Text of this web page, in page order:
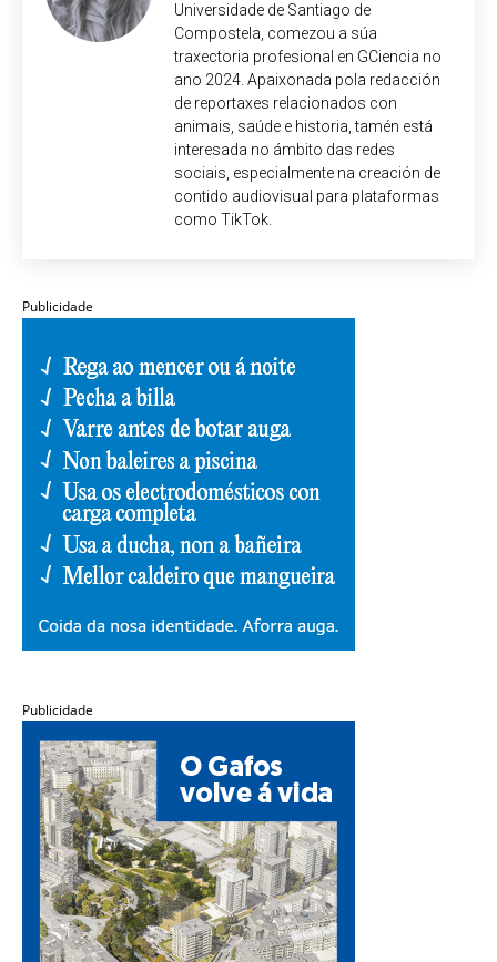
Universidade de Santiago de
Compostela, comezou a súa
traxectoria profesional en GCiencia no
ano 2024. Apaixonada pola redacción
de reportaxes relacionados con
animais, saúde e historia, tamén está
interesada no ámbito das redes
sociais, especialmente na creación de
contido audiovisual para plataformas
como TikTok.
Publicidade
Publicidade